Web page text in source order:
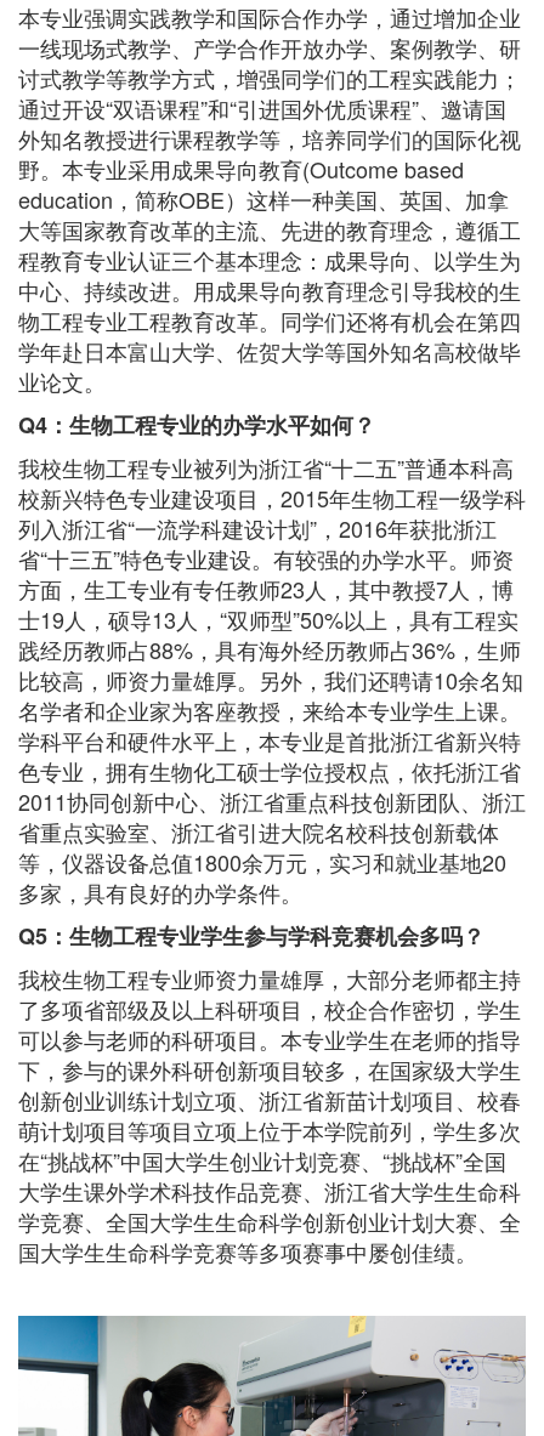
本专业强调实践教学和国际合作办学，通过增加企业
一线现场式教学、产学合作开放办学、案例教学、研
讨式教学等教学方式，增强同学们的工程实践能力；
通过开设“双语课程”和“引进国外优质课程”、邀请国
外知名教授进行课程教学等，培养同学们的国际化视
野。本专业采用成果导向教育(Outcome based
education，简称OBE）这样一种美国、英国、加拿
大等国家教育改革的主流、先进的教育理念，遵循工
程教育专业认证三个基本理念：成果导向、以学生为
中心、持续改进。用成果导向教育理念引导我校的生
物工程专业工程教育改革。同学们还将有机会在第四
学年赴日本富山大学、佐贺大学等国外知名高校做毕
业论文。
Q4：生物工程专业的办学水平如何？
我校生物工程专业被列为浙江省“十二五”普通本科高
校新兴特色专业建设项目，2015年生物工程一级学科
列入浙江省“一流学科建设计划”，2016年获批浙江
省“十三五”特色专业建设。有较强的办学水平。师资
方面，生工专业有专任教师23人，其中教授7人，博
士19人，硕导13人，“双师型”50%以上，具有工程实
践经历教师占88%，具有海外经历教师占36%，生师
比较高，师资力量雄厚。另外，我们还聘请10余名知
名学者和企业家为客座教授，来给本专业学生上课。
学科平台和硬件水平上，本专业是首批浙江省新兴特
色专业，拥有生物化工硕士学位授权点，依托浙江省
2011协同创新中心、浙江省重点科技创新团队、浙江
省重点实验室、浙江省引进大院名校科技创新载体
等，仪器设备总值1800余万元，实习和就业基地20
多家，具有良好的办学条件。
Q5：生物工程专业学生参与学科竞赛机会多吗？
我校生物工程专业师资力量雄厚，大部分老师都主持
了多项省部级及以上科研项目，校企合作密切，学生
可以参与老师的科研项目。本专业学生在老师的指导
下，参与的课外科研创新项目较多，在国家级大学生
创新创业训练计划立项、浙江省新苗计划项目、校春
萌计划项目等项目立项上位于本学院前列，学生多次
在“挑战杯”中国大学生创业计划竞赛、“挑战杯”全国
大学生课外学术科技作品竞赛、浙江省大学生生命科
学竞赛、全国大学生生命科学创新创业计划大赛、全
国大学生生命科学竞赛等多项赛事中屡创佳绩。